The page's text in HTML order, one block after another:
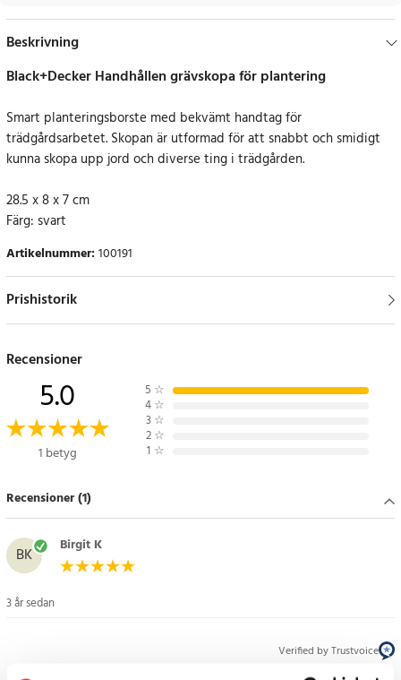
Beskrivning
Black+Decker Handhållen grävskopa för plantering
Smart planteringsborste med bekvämt handtag för
trädgårdsarbetet. Skopan är utformad för att snabbt och smidigt
kunna skopa upp jord och diverse ting i trädgården.
28.5 x 8 x 7 cm
Färg: svart
Artikelnummer:100191
Prishistorik
Recensioner
5.0
1 betyg
5 ☆
4 ☆
3 ☆
2 ☆
1 ☆
Recensioner (1)
BK Birgit K
3 år sedan
Verified by Trustvoice